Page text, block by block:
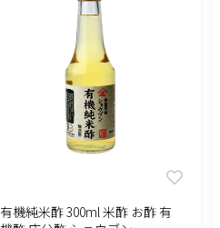
有機純米酢 300ml 米酢 お酢 有